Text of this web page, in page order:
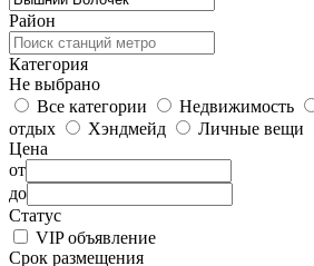
Район
Категория
Не выбрано
Все категории
Недвижимость
отдых
Хэндмейд Личные вещи
Цена
от
до
Статус
VIP объявление
Срок размещения